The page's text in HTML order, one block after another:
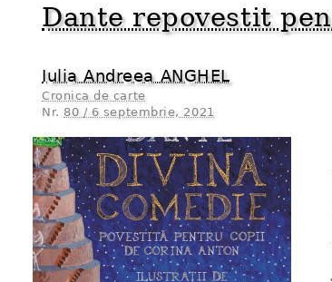
Dante repovestit
Iulia Andreea ANGHEL
Cronica de carte
Nr. 80 / 6 septembrie, 2021